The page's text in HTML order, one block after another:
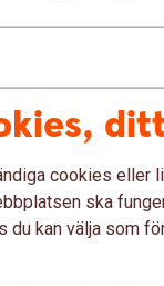
fastän jag valt
cookies eller
ska
du kan välja som